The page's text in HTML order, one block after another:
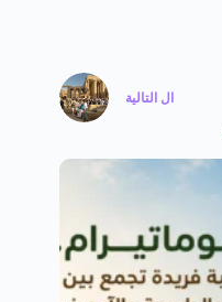
ال التالية